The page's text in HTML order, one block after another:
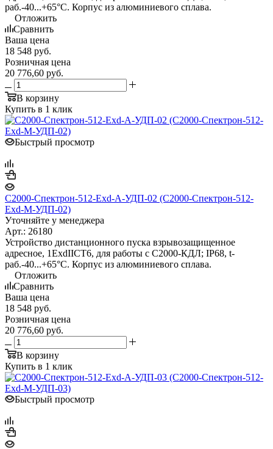
раб.-40...+65°С. Корпус из алюминиевого сплава.
Отложить
Сравнить
Ваша цена
18 548 руб.
Розничная цена
20 776,60 руб.
В корзину
Купить в 1 клик
Быстрый просмотр
С2000-Спектрон-512-Exd-А-УДП-02 (С2000-Спектрон-512-
Exd-М-УДП-02)
Уточняйте у менеджера
Арт.: 26180
Устройство дистанционного пуска взрывозащищенное
адресное, 1ExdIICT6, для работы с С2000-КДЛ; IP68, t-
раб.-40...+65°С. Корпус из алюминиевого сплава.
Отложить
Сравнить
Ваша цена
18 548 руб.
Розничная цена
20 776,60 руб.
В корзину
Купить в 1 клик
Быстрый просмотр